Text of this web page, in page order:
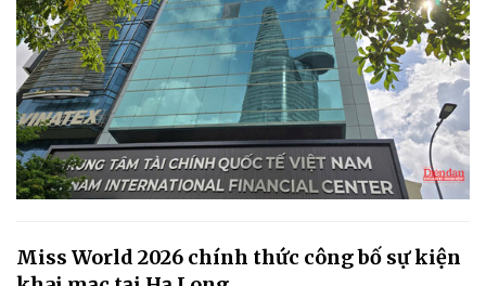
Miss World 2026 chính thức công bố sự kiện